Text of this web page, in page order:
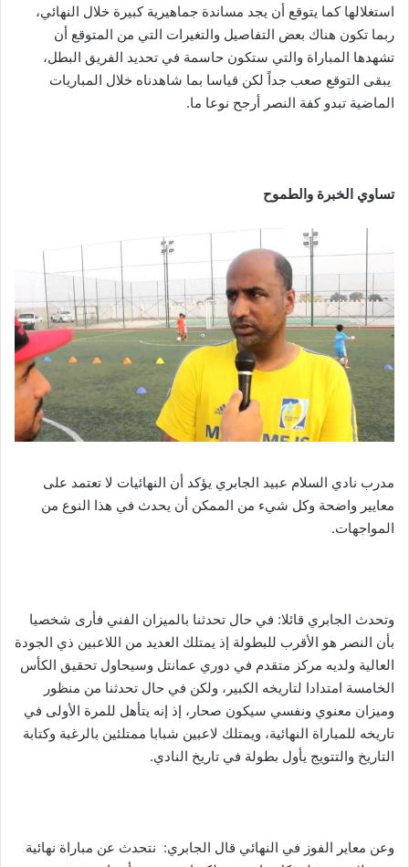
استغلالها كما يتوقع أن يجد مساندة جماهيرية كبيرة خلال النهائي،
ربما تكون هناك بعض التفاصيل والتغيرات التي من المتوقع أن
تشهدها المباراة والتي ستكون حاسمة في تحديد الفريق البطل،
يبقى التوقع صعب جداً لكن قياسا بما شاهدناه خلال المباريات
الماضية تبدو كفة النصر أرجح نوعا ما.
تساوي الخبرة والطموح
مدرب نادي السلام عبيد الجابري يؤكد أن النهائيات لا تعتمد على
معايير واضحة وكل شيء من الممكن أن يحدث في هذا النوع من
المواجهات.
وتحدث الجابري قائلا: في حال تحدثنا بالميزان الفني فأرى شخصيا
بأن النصر هو الأقرب للبطولة إذ يمتلك العديد من اللاعبين ذي الجودة
العالية ولديه مركز متقدم في دوري عمانتل وسيحاول تحقيق الكأس
الخامسة امتدادا لتاريخه الكبير، ولكن في حال تحدثنا من منظور
وميزان معنوي ونفسي سيكون صحار، إذ إنه يتأهل للمرة الأولى في
تاريخه للمباراة النهائية، ويمتلك لاعبين شبابا ممتلئين بالرغبة وكتابة
التاريخ والتتويج يأول بطولة في تاريخ النادي.
وعن معاير الفوز في النهائي قال الجابري: نتحدث عن مباراة نهائية